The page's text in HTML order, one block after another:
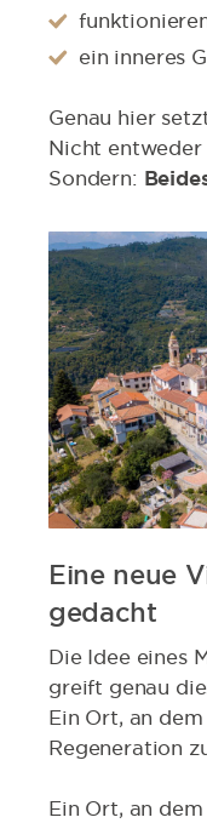
ein inneres
Genau hier
Nicht entweder
Sondern:
Eine neue
gedacht
Die Idee eines
greift genau
Ein Ort, an
Regeneration
Ein Ort, an